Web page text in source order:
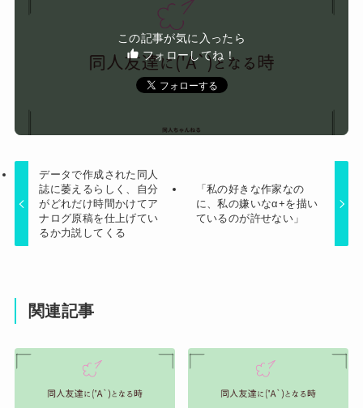
万円クラファンした成功した結果弱男集団から叩
かれてしまうｗｗｗｗ
4/6私、結婚したい職業NO.1の公務員なんですけ
ど、嫁が子供連れて家出した。全く理由は思いつ
かないけど強いてあげるとすれば母のせいかもし
れない。嫁のせいでアトピー悪化しそう→
Powered by livedoor 相互RSS
この記事が気に入ったら
フォローしてね！
データで作成された同人
誌に萎えるらしく、自分
がどれだけ時間かけてア
ナログ原稿を仕上げてい
るか力説してくる
「私の好きな作家なの
に、私の嫌いなα+を描い
ているのが許せない」
関連記事